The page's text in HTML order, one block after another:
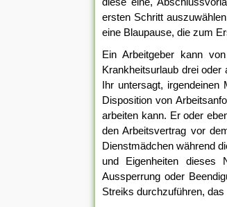
ersten Schritt
eine Blaupause, die zum
Ein Arbeitgeber kann
Krankheitsurlaub drei oder
Ihr untersagt, irgendeinen
Disposition von
arbeiten kann. Er oder
den Arbeitsvertrag vor
Dienstmädchen während
und Eigenheiten dieses
Aussperrung oder
Streiks durchzuführen,